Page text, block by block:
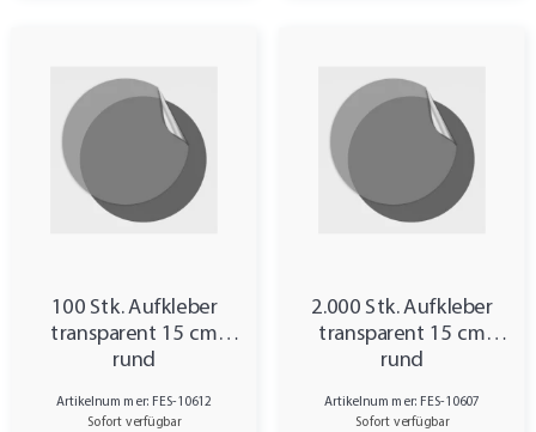
100 Stk. Aufkleber
transparent 15 cm
rund
Artikelnummer: FES-10612
Sofort verfügbar
2.000 Stk. Aufkleber
transparent 15 cm
rund
Artikelnummer: FES-10607
Sofort verfügbar